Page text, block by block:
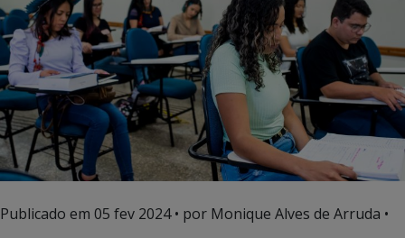
Publicado em 05 fev 2024• por Monique Alves de Arruda •